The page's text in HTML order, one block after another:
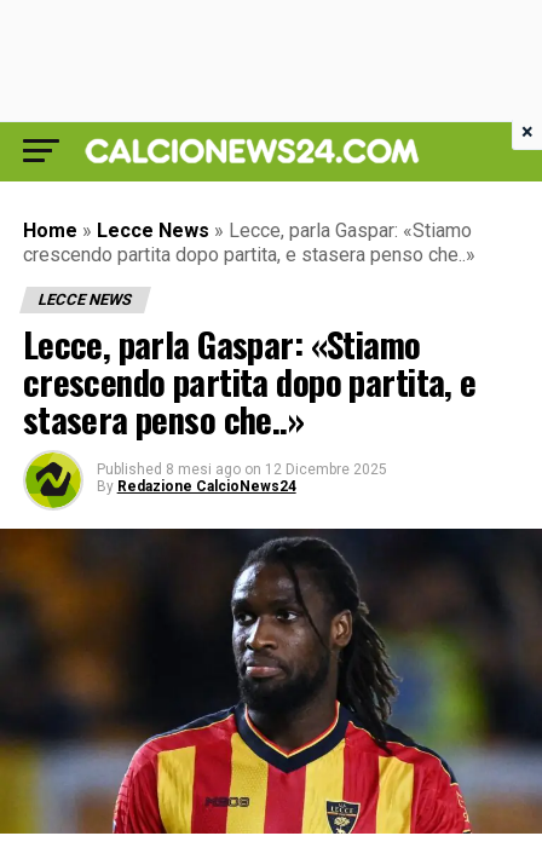
Home » Lecce News » Lecce, parla Gaspar: «Stiamo
crescendo partita dopo partita, e stasera penso che..»
LECCE NEWS
Lecce, parla Gaspar: «Stiamo
crescendo partita dopo partita, e
stasera penso che..»
Published 8 mesi ago on 12 Dicembre 2025
By Redazione CalcioNews24
×